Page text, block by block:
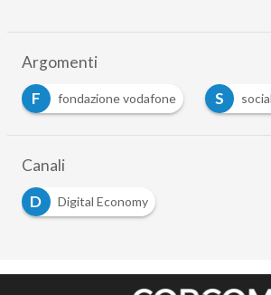
Argomenti
S
sociale V Vodafone V
Canali
D
Digital Economy